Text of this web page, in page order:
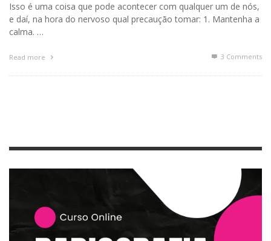
Isso é uma coisa que pode acontecer com qualquer um de nós,
e daí, na hora do nervoso qual precaução tomar: 1. Mantenha a
calma. …
Read more 3 Comments